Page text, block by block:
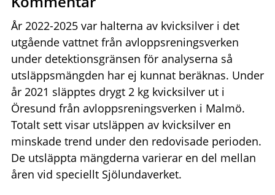
År 2022-2025 var halterna av kvicksilver i det
utgående vattnet från avloppsreningsverken
under detektionsgränsen för analyserna så
utsläppsmängden har ej kunnat beräknas. Under
år 2021 släpptes drygt 2 kg kvicksilver ut i
Öresund från avloppsreningsverken i Malmö.
Totalt sett visar utsläppen av kvicksilver en
minskade trend under den redovisade perioden.
De utsläppta mängderna varierar en del mellan
åren vid speciellt Sjölundaverket.